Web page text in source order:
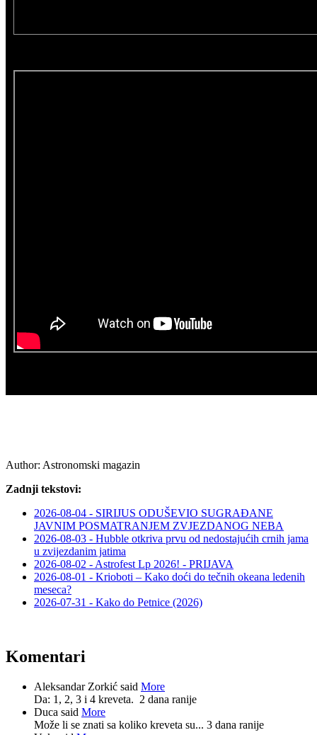
Author: Astronomski magazin
Zadnji tekstovi:
2026-08-04 - SIRIJUS ODUŠEVIO SUGRAĐANE
JAVNIM POSMATRANJEM ZVJEZDANOG NEBA
2026-08-03 - Hubble otkriva prvu od nedostajućih crnih jama
u zvijezdanim jatima
2026-08-02 - Astrofest Lp 2026! - PRIJAVA
2026-08-01 - Krioboti – Kako doći do tečnih okeana ledenih
meseca?
2026-07-31 - Kako do Petnice (2026)
Komentari
Aleksandar Zorkić said More
Da: 1, 2, 3 i 4 kreveta. 2 dana ranije
Duca said More
Može li se znati sa koliko kreveta su... 3 dana ranije